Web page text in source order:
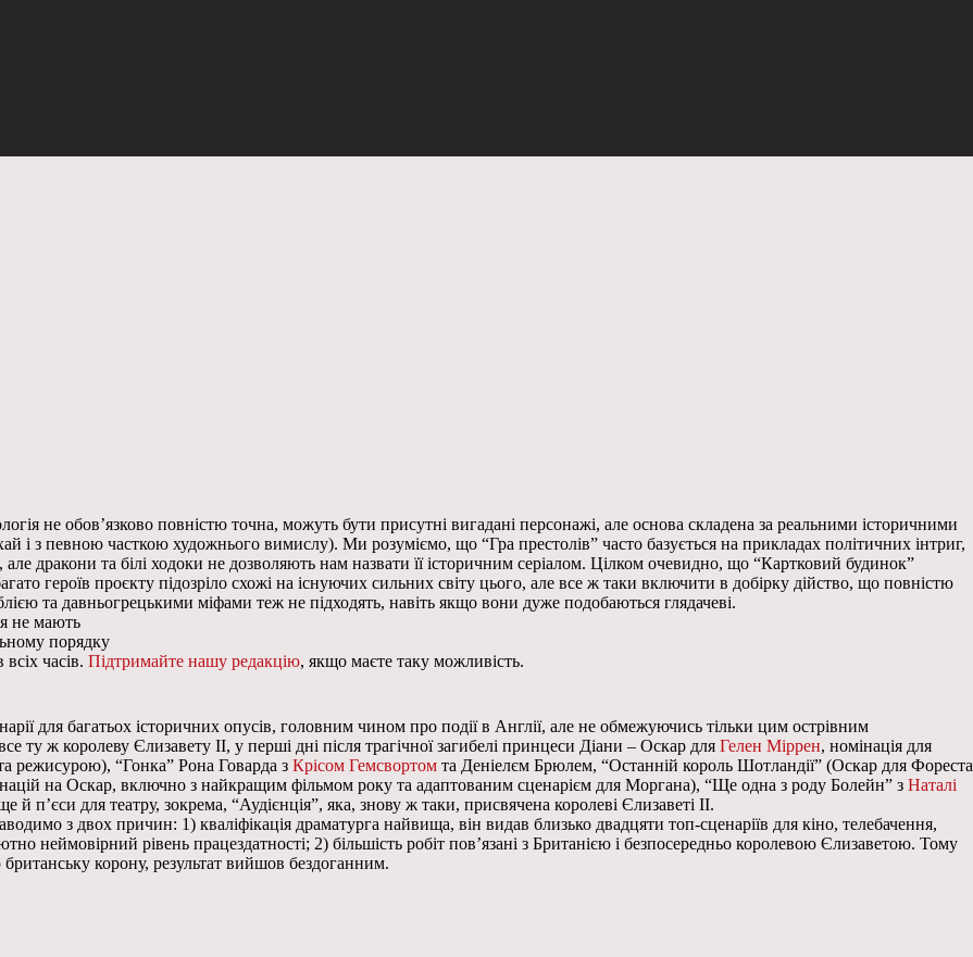
не обов’язково повністю точна, можуть бути присутні вигадані персонажі, але основа складена за реальними історичними
і з певною часткою художнього вимислу). Ми розуміємо, що “Гра престолів” часто базується на прикладах політичних інтриг,
але дракони та білі ходоки не дозволяють нам назвати її історичним серіалом. Цілком очевидно, що “Картковий будинок”
героїв проєкту підозріло схожі на існуючих сильних світу цього, але все ж таки включити в добірку дійство, що повністю
та давньогрецькими міфами теж не підходять, навіть якщо вони дуже подобаються глядачеві.
не мають
порядку
часів. Підтримайте нашу редакцію, якщо маєте таку можливість.
для багатьох історичних опусів, головним чином про події в Англії, але не обмежуючись тільки цим острівним
ту ж королеву Єлизавету II, у перші дні після трагічної загибелі принцеси Діани – Оскар для Гелен Міррен, номінація для
режисурою), “Гонка” Рона Говарда з Крісом Гемсвортом та Деніелєм Брюлем, “Останній король Шотландії” (Оскар для Фореста
на Оскар, включно з найкращим фільмом року та адаптованим сценарієм для Моргана), “Ще одна з роду Болейн” з Наталі
п’єси для театру, зокрема, “Аудієнція”, яка, знову ж таки, присвячена королеві Єлизаветі II.
з двох причин: 1) кваліфікація драматурга найвища, він видав близько двадцяти топ-сценаріїв для кіно, телебачення,
неймовірний рівень працездатності; 2) більшість робіт пов’язані з Британією і безпосередньо королевою Єлизаветою. Тому
корону, результат вийшов бездоганним.